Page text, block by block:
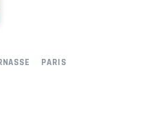
PARIS